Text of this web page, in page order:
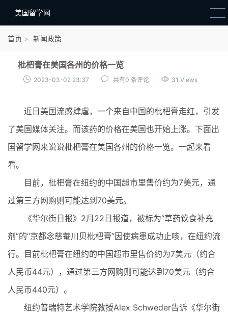
美国留学网
院校选择
材料准备
签证办理
留学生活
首页 新闻政策
枇杷膏在美国各州的价格一览
2023-03-02 23:37 共有0 条评论 31 Views
近日美国流感肆虐，一个来自中国的枇杷膏走红，引发
了美国媒体关注。而该药的价格在美国也开始上涨。下面出
国留学网来说说枇杷膏在美国各州的价格一览。一起来看
看。
目前，枇杷膏在纽约的中国超市里售价约为7美元，通
过第三方网购则可能达到70美元。
《华尔街日报》2月22日报道，被标为“草药饮食补充
剂”的“京都念慈菴川贝枇杷膏”因使病患成功止咳，在纽约流
行。目前枇杷膏在纽约的中国超市里售价约为7美元（约合
人民币44元），通过第三方网购则可能达到70美元（约合
人民币440元）。
纽约普瑞特艺术学院教授Alex Schweder告诉《华尔街